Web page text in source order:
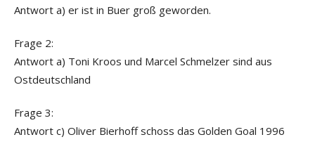
Antwort a) er ist in Buer groß geworden.
Frage 2:
Antwort a) Toni Kroos und Marcel Schmelzer sind aus
Ostdeutschland
Frage 3:
Antwort c) Oliver Bierhoff schoss das Golden Goal 1996